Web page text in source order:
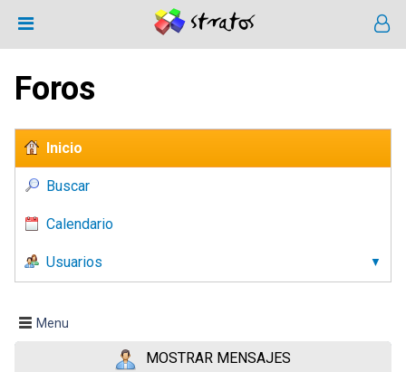
Foros
Inicio
Buscar
Calendario
Usuarios
Menu
MOSTRAR MENSAJES